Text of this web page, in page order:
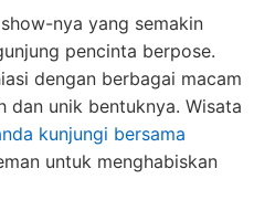
nya yang semakin
pencinta berpose.
dengan berbagai macam
dan unik bentuknya. Wisata
kunjungi bersama
untuk menghabiskan